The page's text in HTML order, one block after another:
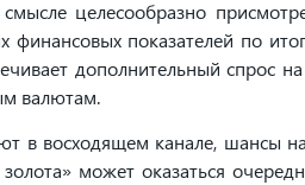
целесообразно
показателей по
дополнительный спрос
валютам.
в восходящем канале, шансы
может оказаться